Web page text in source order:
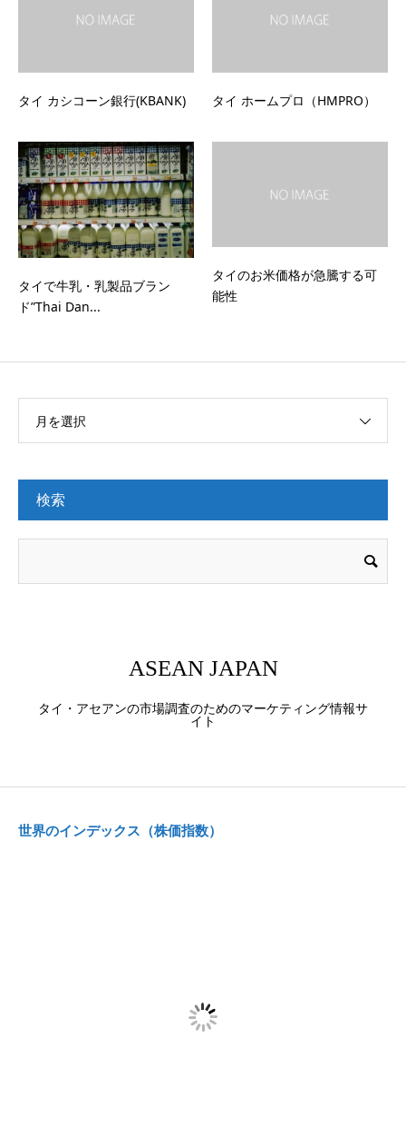
タイ カシコーン銀行(KBANK) タイ ホームプロ（HMPRO）
タイで牛乳・乳製品ブラン
ド”Thai Dan...
タイのお米価格が急騰する可
能性
月を選択
検索
ASEAN JAPAN
タイ・アセアンの市場調査のためのマーケティング情報サ
イト
世界のインデックス（株価指数）